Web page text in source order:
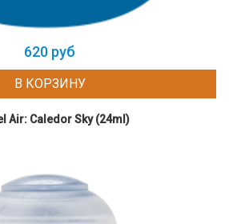
620 руб
В КОРЗИНУ
Air: Caledor Sky (24ml)